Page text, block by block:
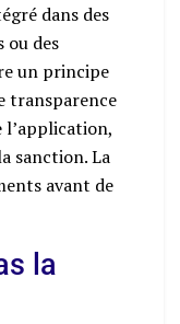
dans des
ou des
un principe
transparence
sanction. La
avant de
la